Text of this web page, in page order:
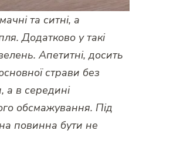
та ситні, а
Додатково у такі
Апетитні, досить
страви без
а в середині
обсмажування. Під
повинна бути не